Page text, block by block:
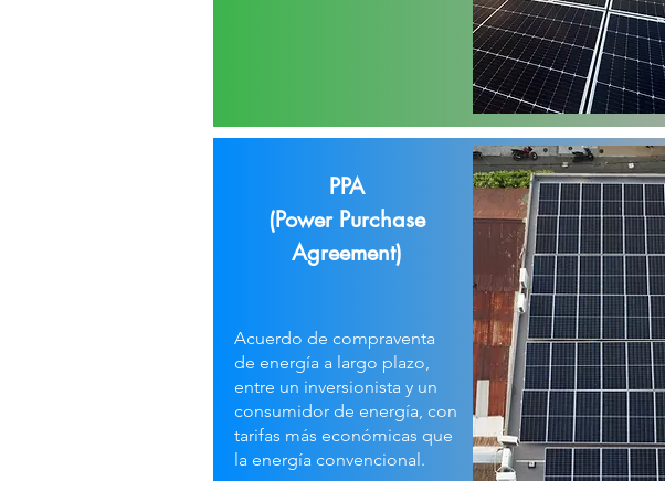
PPA
(Power Purchase
Agreement)
Acuerdo de compraventa
de energía a largo plazo,
entre un inversionista y un
consumidor de energía, con
tarifas más económicas que
la energía convencional.